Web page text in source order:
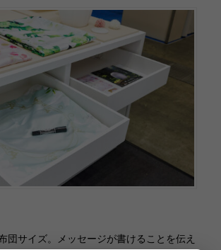
団サイズ。メッセージが書けることを伝え